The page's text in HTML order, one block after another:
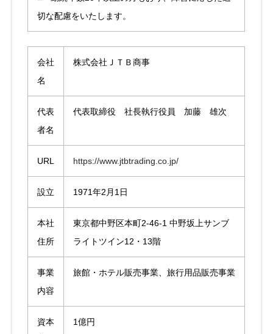
切な配慮をいたします。
会社
名
株式会社ＪＴＢ商事
代表
者名
代表取締役 社長執行役員 加藤 雄次
URL https://www.jtbtrading.co.jp/
設立 1971年2月1日
本社
住所
東京都中野区本町2-46-1 中野坂上サンブ
ライトツイン12・13階
事業
内容
旅館・ホテル販売事業、旅行用品販売事業
資本
1億円